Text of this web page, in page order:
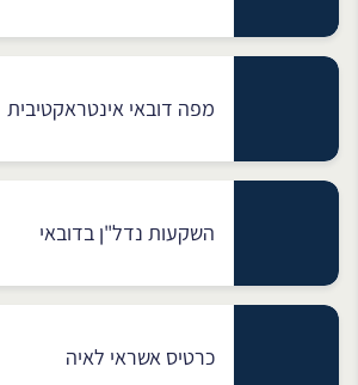
מפה דובאי אינטראקטיבית
השקעות נדל"ן בדובאי
כרטיס אשראי לאיה